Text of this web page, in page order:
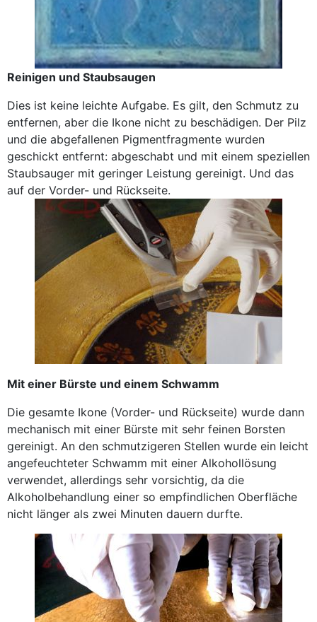
Reinigen und Staubsaugen
Dies ist keine leichte Aufgabe. Es gilt, den Schmutz zu
entfernen, aber die Ikone nicht zu beschädigen. Der Pilz
und die abgefallenen Pigmentfragmente wurden
geschickt entfernt: abgeschabt und mit einem speziellen
Staubsauger mit geringer Leistung gereinigt. Und das
auf der Vorder- und Rückseite.
Mit einer Bürste und einem Schwamm
Die gesamte Ikone (Vorder- und Rückseite) wurde dann
mechanisch mit einer Bürste mit sehr feinen Borsten
gereinigt. An den schmutzigeren Stellen wurde ein leicht
angefeuchteter Schwamm mit einer Alkohollösung
verwendet, allerdings sehr vorsichtig, da die
Alkoholbehandlung einer so empfindlichen Oberfläche
nicht länger als zwei Minuten dauern durfte.